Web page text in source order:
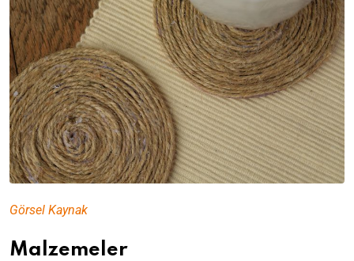
Görsel Kaynak
Malzemeler